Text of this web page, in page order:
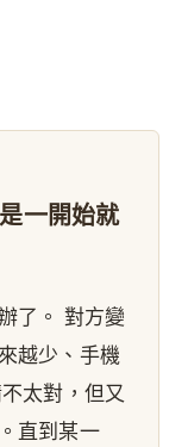
一開始就
了。 對方變
越少、手機
太對，但又
直到某一